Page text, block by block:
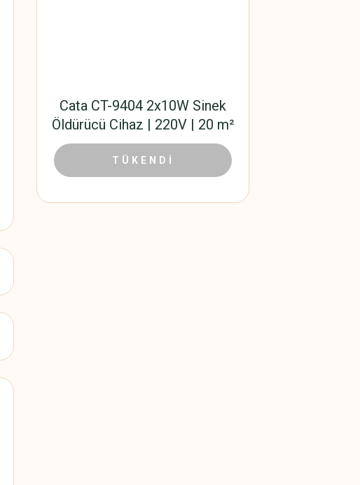
Cata CT-9404 2x10W Sinek
Öldürücü Cihaz | 220V | 20 m²
Etkili | IP20 | 38x26 cm
1.560,00 TL 702,00 TL
TÜKENDİ